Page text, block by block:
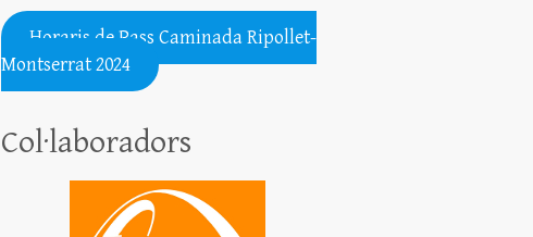
.......................................................
Horaris de Pass Caminada Ripollet-
Montserrat 2024
Col·laboradors